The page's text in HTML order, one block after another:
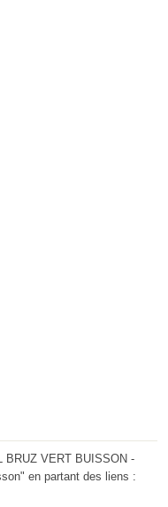
BRUZ VERT BUISSON -
en partant des liens :